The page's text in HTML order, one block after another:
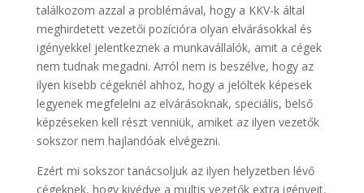
találkozom azzal a problémával, hogy a KKV-k által
meghirdetett vezetői pozícióra olyan elvárásokkal és
igényekkel jelentkeznek a munkavállalók, amit a cégek
nem tudnak megadni. Arról nem is beszélve, hogy az
ilyen kisebb cégeknél ahhoz, hogy a jelöltek képesek
legyenek megfelelni az elvárásoknak, speciális, belső
képzéseken kell részt venniük, amiket az ilyen vezetők
sokszor nem hajlandóak elvégezni.
Ezért mi sokszor tanácsoljuk az ilyen helyzetben lévő
cégeknek, hogy kivédve a multis vezetők extra igényeit,